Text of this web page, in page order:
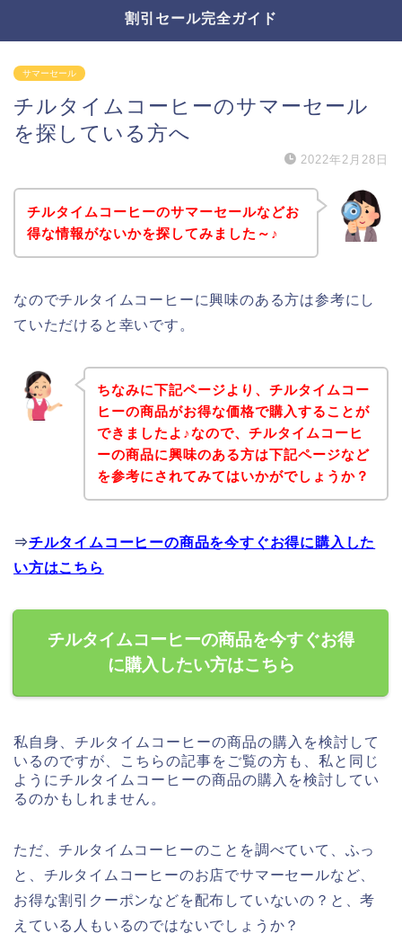
割引セール完全ガイド
サマーセール
チルタイムコーヒーのサマーセール
を探している方へ
2022年2月28日
チルタイムコーヒーのサマーセールなどお
得な情報がないかを探してみました～♪
なのでチルタイムコーヒーに興味のある方は参考にし
ていただけると幸いです。
ちなみに下記ページより、チルタイムコー
ヒーの商品がお得な価格で購入することが
できましたよ♪なので、チルタイムコーヒ
ーの商品に興味のある方は下記ページなど
を参考にされてみてはいかがでしょうか？
⇒チルタイムコーヒーの商品を今すぐお得に購入した
い方はこちら
チルタイムコーヒーの商品を今すぐお得
に購入したい方はこちら
私自身、チルタイムコーヒーの商品の購入を検討して
いるのですが、こちらの記事をご覧の方も、私と同じ
ようにチルタイムコーヒーの商品の購入を検討してい
るのかもしれません。
ただ、チルタイムコーヒーのことを調べていて、ふっ
と、チルタイムコーヒーのお店でサマーセールなど、
お得な割引クーポンなどを配布していないの？と、考
えている人もいるのではないでしょうか？